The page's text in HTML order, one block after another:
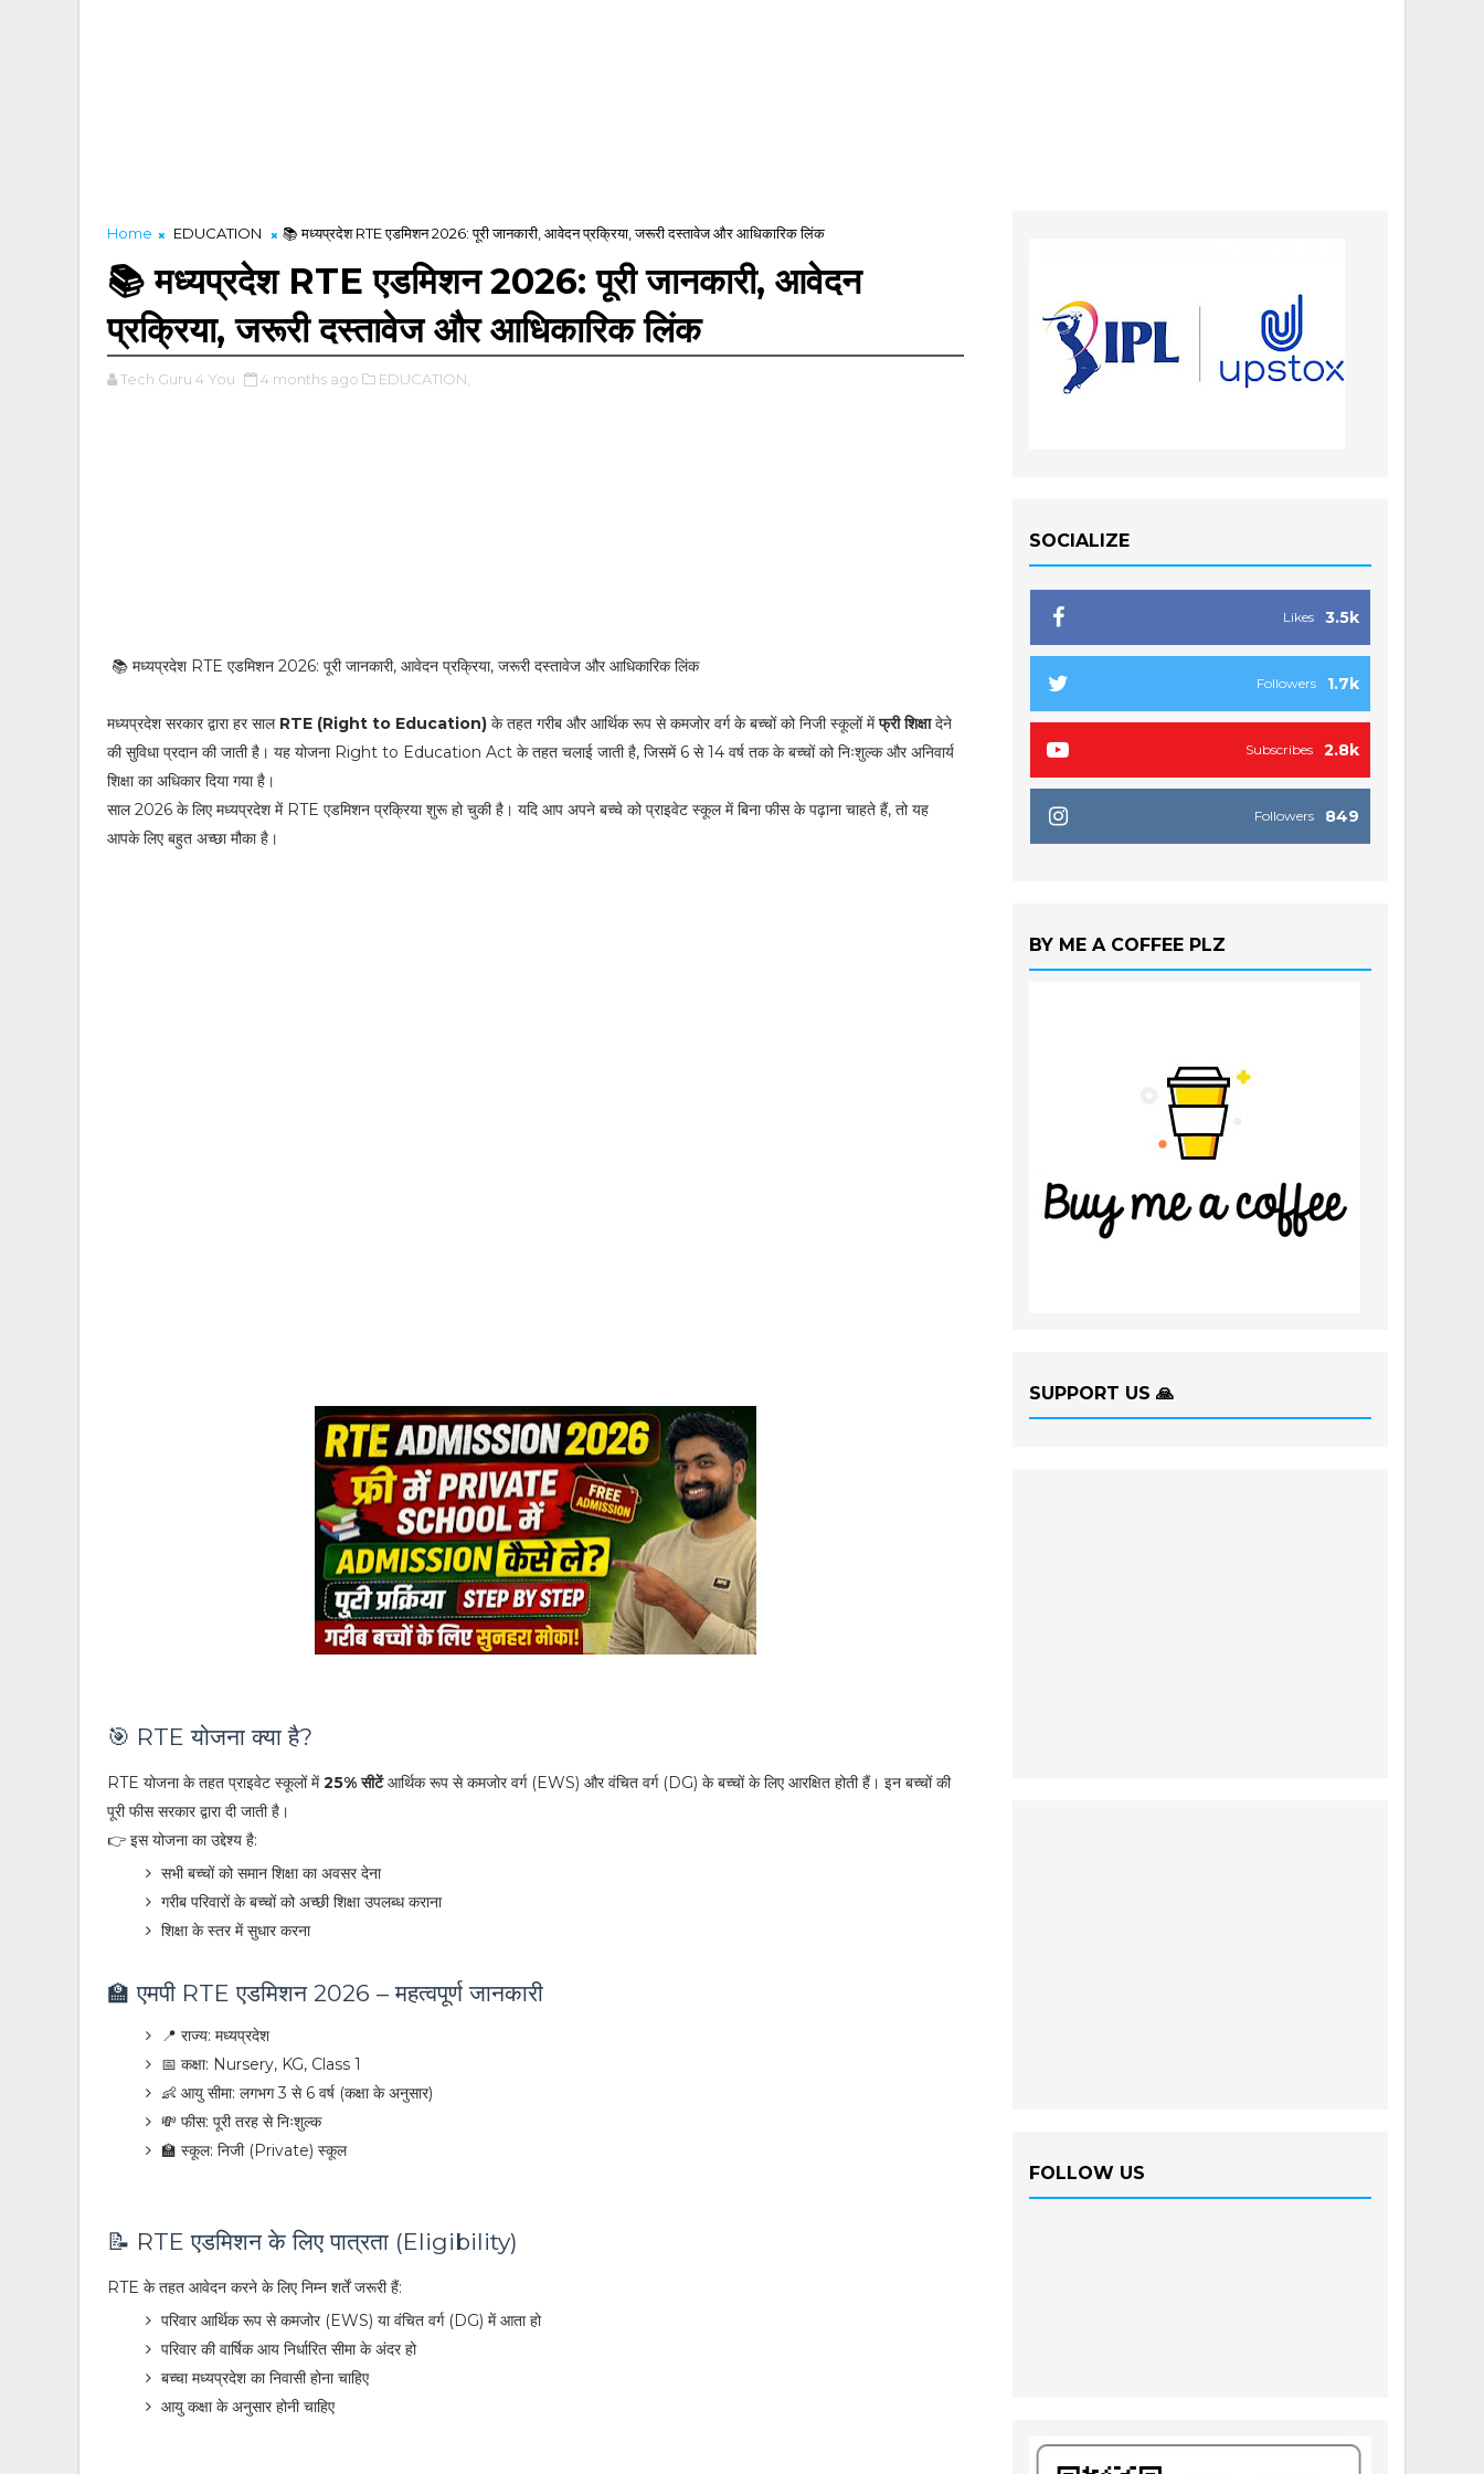
Home EDUCATION 📚 मध्यप्रदेश RTE एडमिशन 2026: पूरी जानकारी, आवेदन प्रक्रिया, जरूरी दस्तावेज और आधिकारिक लिंक
📚 मध्यप्रदेश RTE एडमिशन 2026: पूरी जानकारी, आवेदन
प्रक्रिया, जरूरी दस्तावेज और आधिकारिक लिंक
Tech Guru 4 You 4 months ago EDUCATION,
📚 मध्यप्रदेश RTE एडमिशन 2026: पूरी जानकारी, आवेदन प्रक्रिया, जरूरी दस्तावेज और आधिकारिक लिंक
मध्यप्रदेश सरकार द्वारा हर साल RTE (Right to Education) के तहत गरीब और आर्थिक रूप से कमजोर वर्ग के बच्चों को निजी स्कूलों मेंफ्री शिक्षादेने
की सुविधा प्रदान की जाती है। यह योजना Right to Education Act के तहत चलाई जाती है, जिसमें 6 से 14 वर्ष तक के बच्चों को निःशुल्क और अनिवार्य
शिक्षा का अधिकार दिया गया है।
साल 2026 के लिए मध्यप्रदेश में RTE एडमिशन प्रक्रिया शुरू हो चुकी है। यदि आप अपने बच्चे को प्राइवेट स्कूल में बिना फीस के पढ़ाना चाहते हैं, तो यह
आपके लिए बहुत अच्छा मौका है।
🎯 RTE योजना क्या है?
RTE योजना के तहत प्राइवेट स्कूलों में25% सीटेंआर्थिक रूप से कमजोर वर्ग (EWS) और वंचित वर्ग (DG) के बच्चों के लिए आरक्षित होती हैं। इन बच्चों की
पूरी फीस सरकार द्वारा दी जाती है।
👉 इस योजना का उद्देश्य है:
सभी बच्चों को समान शिक्षा का अवसर देना
गरीब परिवारों के बच्चों को अच्छी शिक्षा उपलब्ध कराना
शिक्षा के स्तर में सुधार करना
🏫 एमपी RTE एडमिशन 2026 – महत्वपूर्ण जानकारी
📍 राज्य: मध्यप्रदेश
📅 कक्षा: Nursery, KG, Class 1
👶 आयु सीमा: लगभग 3 से 6 वर्ष (कक्षा के अनुसार)
💸 फीस: पूरी तरह से निःशुल्क
🏫 स्कूल: निजी (Private) स्कूल
📝 RTE एडमिशन के लिए पात्रता (Eligibility)
RTE के तहत आवेदन करने के लिए निम्न शर्तें जरूरी हैं:
परिवार आर्थिक रूप से कमजोर (EWS) या वंचित वर्ग (DG) में आता हो
परिवार की वार्षिक आय निर्धारित सीमा के अंदर हो
बच्चा मध्यप्रदेश का निवासी होना चाहिए
आयु कक्षा के अनुसार होनी चाहिए
SOCIALIZE
3.5k
Likes
1.7k
Followers
2.8k
Subscribes
849
Followers
BY ME A COFFEE PLZ
SUPPORT US 🙏
FOLLOW US